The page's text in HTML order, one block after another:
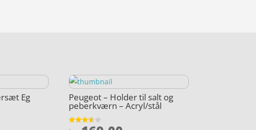
Eg Peugeot – Holder til salt og
peberkværn – Acryl/stål
Vurderet